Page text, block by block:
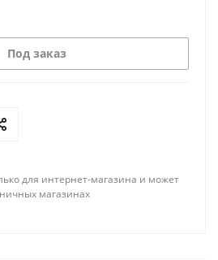
Под заказ
для интернет-магазина и может
магазинах